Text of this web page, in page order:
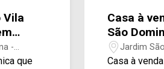
Vila
-
que
Casa à
São
Jardim
Casa à